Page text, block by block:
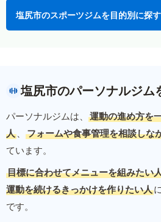
塩尻市のスポーツジムを目的別に探す
塩尻市のパーソナルジム
パーソナルジムは、
運動の進め方を
人 、 フォームや食事管理を相談しな
ています。
目標に合わせてメニューを組みたい
運動を続けるきっかけを作りたい人
です。